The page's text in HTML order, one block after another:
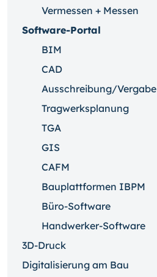
Vermessen + Messen
Software-Portal
BIM
CAD
Ausschreibung/Vergabe
Tragwerksplanung
TGA
GIS
CAFM
Bauplattformen IBPM
Büro-Software
Handwerker-Software
3D-Druck
Digitalisierung am Bau